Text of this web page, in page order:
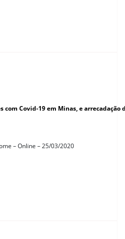
com Covid-19 em Minas, e arrecadação
– Online – 25/03/2020